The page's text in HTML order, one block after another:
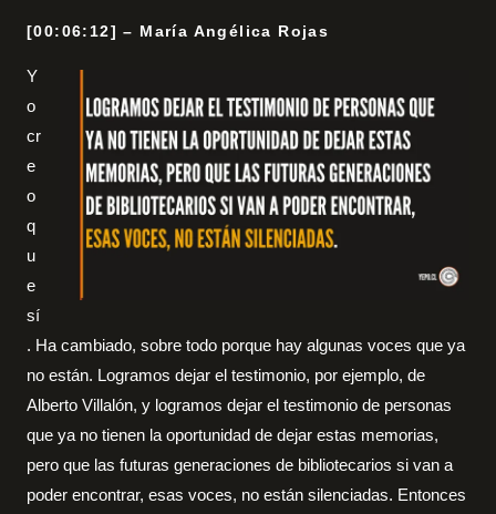
[00:06:12] – María Angélica Rojas
Y
o
cr
e
o
q
u
e
sí
. Ha cambiado, sobre todo porque hay algunas voces que ya
no están. Logramos dejar el testimonio, por ejemplo, de
Alberto Villalón, y logramos dejar el testimonio de personas
que ya no tienen la oportunidad de dejar estas memorias,
pero que las futuras generaciones de bibliotecarios si van a
poder encontrar, esas voces, no están silenciadas. Entonces